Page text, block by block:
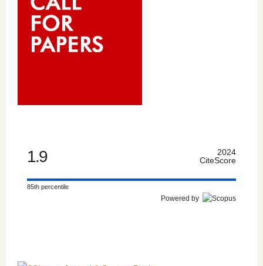
1.9
2024
CiteScore
85th percentile
Powered by